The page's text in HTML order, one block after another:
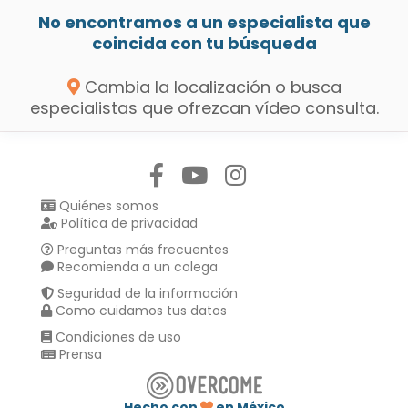
No encontramos a un especialista que
coincida con tu búsqueda
Cambia la localización o busca
especialistas que ofrezcan vídeo consulta.
Quiénes somos
Política de privacidad
Preguntas más frecuentes
Recomienda a un colega
Seguridad de la información
Como cuidamos tus datos
Condiciones de uso
Prensa